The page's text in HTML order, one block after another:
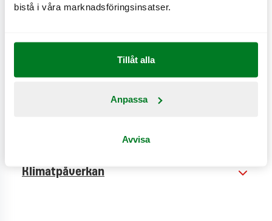
bistå i våra marknadsföringsinsatser.
Tillåt alla
Anpassa
Avvisa
CO2e 0,2 kg
Näringsinformation
Produktinformation
Klimatpåverkan